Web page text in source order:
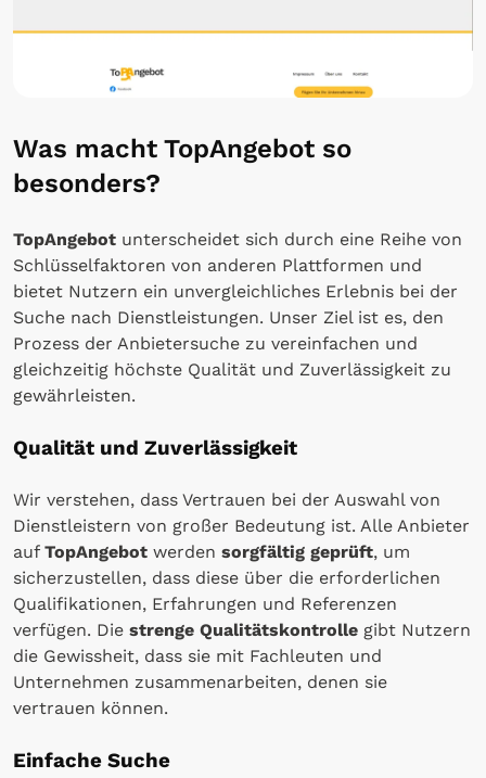
Was macht TopAngebot so
besonders?
TopAngebot unterscheidet sich durch eine Reihe von
Schlüsselfaktoren von anderen Plattformen und
bietet Nutzern ein unvergleichliches Erlebnis bei der
Suche nach Dienstleistungen. Unser Ziel ist es, den
Prozess der Anbietersuche zu vereinfachen und
gleichzeitig höchste Qualität und Zuverlässigkeit zu
gewährleisten.
Qualität und Zuverlässigkeit
Wir verstehen, dass Vertrauen bei der Auswahl von
Dienstleistern von großer Bedeutung ist. Alle Anbieter
auf TopAngebot werden sorgfältig geprüft, um
sicherzustellen, dass diese über die erforderlichen
Qualifikationen, Erfahrungen und Referenzen
verfügen. Die strenge Qualitätskontrolle gibt Nutzern
die Gewissheit, dass sie mit Fachleuten und
Unternehmen zusammenarbeiten, denen sie
vertrauen können.
Einfache Suche